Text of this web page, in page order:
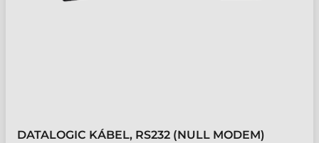
DATALOGIC KÁBEL, RS232 (NULL MODEM)